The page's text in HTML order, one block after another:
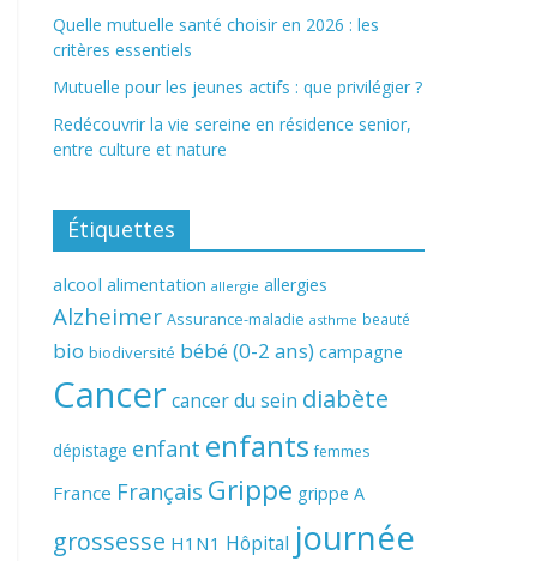
Quelle mutuelle santé choisir en 2026 : les
critères essentiels
Mutuelle pour les jeunes actifs : que privilégier ?
Redécouvrir la vie sereine en résidence senior,
entre culture et nature
Étiquettes
alcool alimentation allergie allergies
Alzheimer Assurance-maladie asthme beauté
bio biodiversité bébé (0-2 ans) campagne
Cancer cancer du sein diabète
dépistage enfant enfants femmes
France Français Grippe grippe A
grossesse H1N1 Hôpital journée